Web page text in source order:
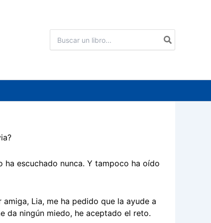
por:
escuchado nunca. Y tampoco ha oído
Lia, me ha pedido que la ayude a
da ningún miedo, he aceptado el reto.